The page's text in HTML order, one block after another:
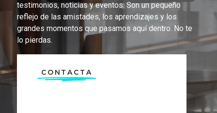
testimonios, noticias y eventos. Son un pequeño
reflejo de las amistades, los aprendizajes y los
grandes momentos que pasamos aquí dentro. No te
lo pierdas.
CONTACTA